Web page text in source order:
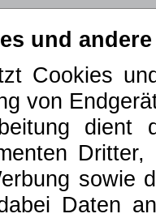
und
Cookies
von
dient
sowie
Daten
2026 |